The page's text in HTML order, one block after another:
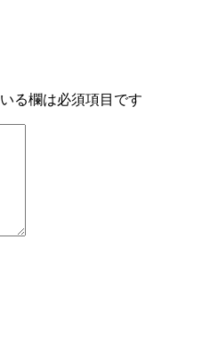
る欄は必須項目です